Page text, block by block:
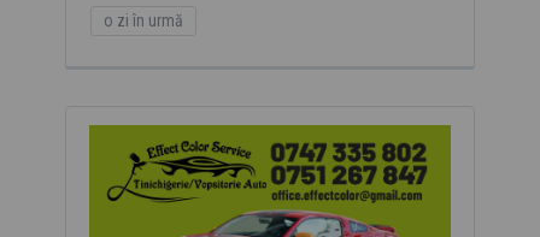
o zi în urmă